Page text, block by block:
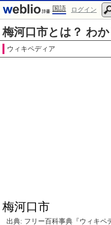
国語 ログイン
梅河口市とは？ わ
ウィキペディア
梅河口市
出典: フリー百科事典『ウィキ